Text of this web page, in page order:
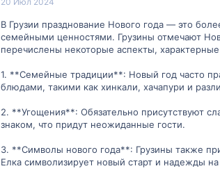
В Грузии празднование Нового года — это
семейными ценностями. Грузины отмечают
перечислены некоторые аспекты,
1. **Семейные традиции**: Новый год часто
блюдами, такими как хинкали, хачапури и
2. **Угощения**: Обязательно присутствуют
знаком, что придут неожиданные гости.
3. **Символы нового года**: Грузины также
Елка символизирует новый старт и надежды